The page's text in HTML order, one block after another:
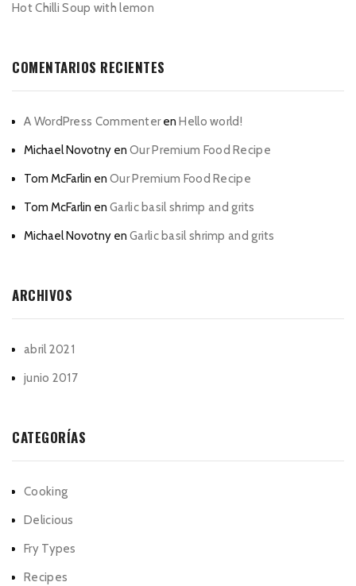
Hot Chilli Soup with lemon
COMENTARIOS RECIENTES
A WordPress CommenterenHello world!
Michael Novotny en Our Premium Food Recipe
Tom McFarlin en Our Premium Food Recipe
Tom McFarlin en Garlic basil shrimp and grits
Michael Novotny en Garlic basil shrimp and grits
ARCHIVOS
abril 2021
junio 2017
CATEGORÍAS
Cooking
Delicious
Fry Types
Recipes